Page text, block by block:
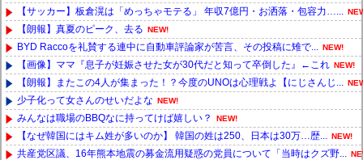
【サッカー】板倉滉は「めっちゃモテる」 年収7億円・お洒落・包容力…...
【朗報】真夏のピーク、去る NEW!
BYD Raccoを礼賛する連中に自動車評論家が苦言、その投稿に雉で... NEW!
【画像】ママ『息子が妊娠させた女が30代だと知って卒倒した』←これ NEW!
【朗報】またこの4人が集まった！？今度のUNOは心理戦よ【にじさんじ...
少子化って女さんのせいだよな NEW!
みんなは職場のBBQなに持ってけば嬉しい？ NEW!
【なぜ韓国にはキム姓が多いのか】 韓国の姓は250、日本は30万…歴... NEW!
共産党区議、16年熊本地震の募金流用疑惑の党員について「当時はクズ野...